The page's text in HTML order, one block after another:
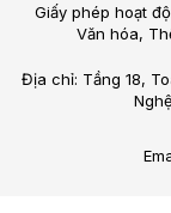
Giấy phép hoạt
Văn hóa,
Địa chỉ: Tầng 18,